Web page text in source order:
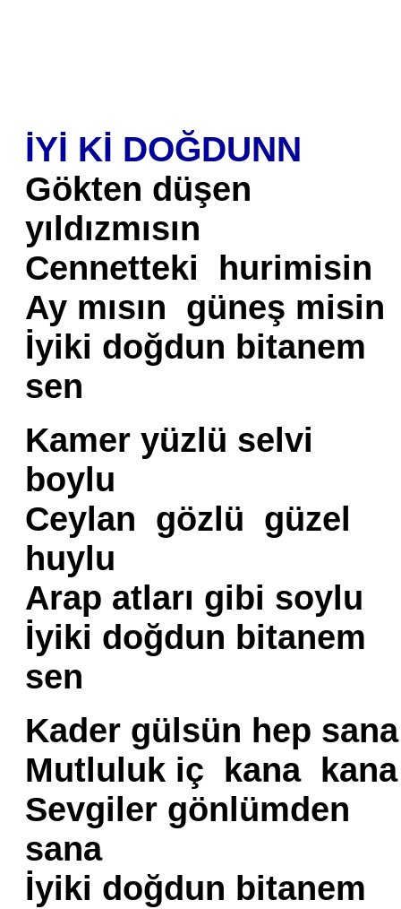
İYİ Kİ DOĞDUNN
Gökten düşen
yıldızmısın
Cennetteki hurimisin
Ay mısın güneş misin
İyiki doğdun bitanem
sen
Kamer yüzlü selvi
boylu
Ceylan gözlü güzel
huylu
Arap atları gibi soylu
İyiki doğdun bitanem
sen
Kader gülsün hep sana
Mutluluk iç kana kana
Sevgiler gönlümden
sana
İyiki doğdun bitanem